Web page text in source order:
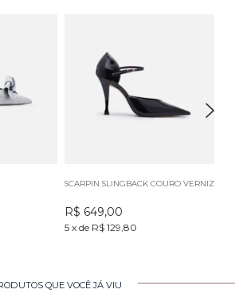
SCARPIN SLINGBACK COURO VERNIZ
R$ 649,00
5 x de R$ 129,80
QUE VOCÊ JÁ VIU